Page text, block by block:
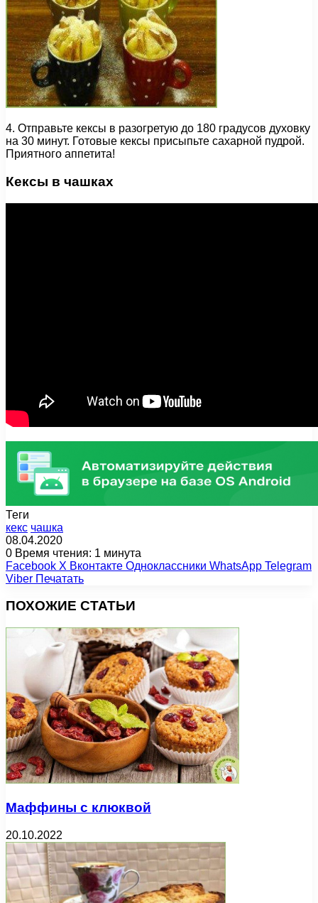
4. Отправьте кексы в разогретую до 180 градусов духовку
на 30 минут. Готовые кексы присыпьте сахарной пудрой.
Приятного аппетита!
Кексы в чашках
Теги
кекс чашка
08.04.2020
0 Время чтения: 1 минута
Facebook X Вконтакте Одноклассники WhatsApp Telegram
Viber Печатать
ПОХОЖИЕ СТАТЬИ
Маффины с клюквой
20.10.2022